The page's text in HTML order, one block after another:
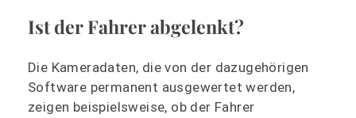
Ist der Fahrer abgelenkt?
Die Kameradaten, die von der dazugehörigen
Software permanent ausgewertet werden,
zeigen beispielsweise, ob der Fahrer